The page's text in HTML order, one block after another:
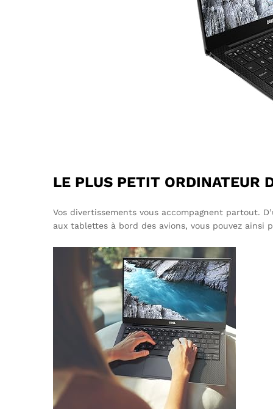
LE PLUS PETIT ORDINATEUR
Vos divertissements vous accompagnent partout.
aux tablettes à bord des avions, vous pouvez ainsi